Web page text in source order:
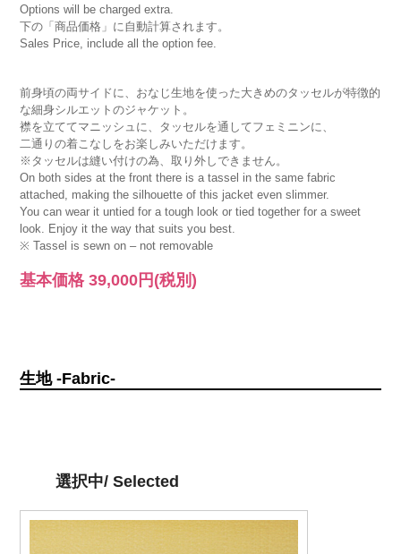
Options will be charged extra.
下の「商品価格」に自動計算されます。
Sales Price, include all the option fee.
前身頃の両サイドに、おなじ生地を使った大きめのタッセルが特徴的
な細身シルエットのジャケット。
襟を立ててマニッシュに、タッセルを通してフェミニンに、
二通りの着こなしをお楽しみいただけます。
※タッセルは縫い付けの為、取り外しできません。
On both sides at the front there is a tassel in the same fabric
attached, making the silhouette of this jacket even slimmer.
You can wear it untied for a tough look or tied together for a sweet
look. Enjoy it the way that suits you best.
※ Tassel is sewn on – not removable
基本価格39,000円 (税別)
生地 -Fabric-
選択中/ Selected